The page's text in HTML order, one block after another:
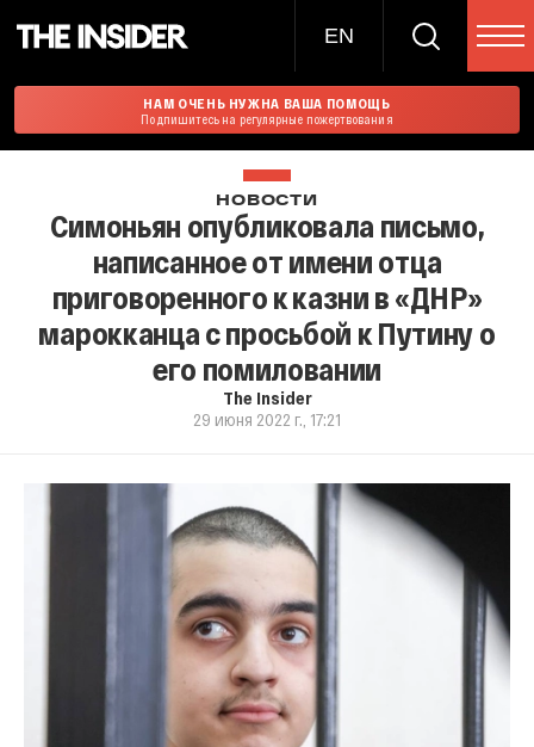
EN
НАМ ОЧЕНЬ НУЖНА ВАША ПОМОЩЬ
Подпишитесь на регулярные пожертвования
НОВОСТИ
Симоньян опубликовала письмо,
написанное от имени отца
приговоренного к казни в «ДНР»
марокканца с просьбой к Путину о
его помиловании
The Insider
29 июня 2022 г., 17:21